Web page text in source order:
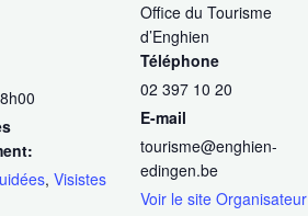
, Visistes
Office du Tourisme
d’Enghien
Téléphone
02 397 10 20
E-mail
tourisme@enghien-
edingen.be
Voir le site Organisateur